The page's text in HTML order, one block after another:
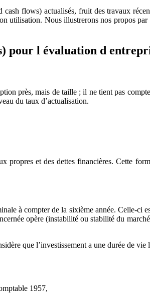
flows) actualisés, fruit des travaux
utilisation. Nous illustrerons nos propos
pour l évaluation d
près, mais de taille ; il ne tient pas
du taux d’actualisation.
propres et des dettes financières. Cette
à compter de la sixième année. Celle-ci
opère (instabilité ou stabilité du
que l’investissement a une durée de vie
1957,